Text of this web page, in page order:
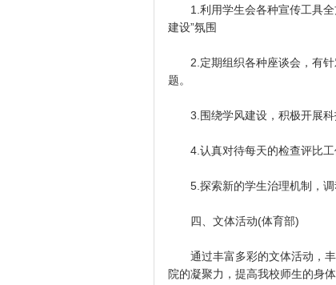
1.利用学生会各种宣传工具全
建设”氛围
2.定期组织各种座谈会，有针
题。
3.围绕学风建设，积极开展科
4.认真对待每天的检查评比工
5.探索新的学生治理机制，调
四、文体活动(体育部)
通过丰富多彩的文体活动，丰
院的凝聚力，提高我校师生的身体